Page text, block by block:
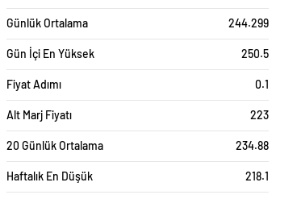
Günlük Ortalama 244.299
Gün İçi En Yüksek 250.5
Fiyat Adımı 0.1
Alt Marj Fiyatı 223
20 Günlük Ortalama 234.88
Haftalık En Düşük 218.1